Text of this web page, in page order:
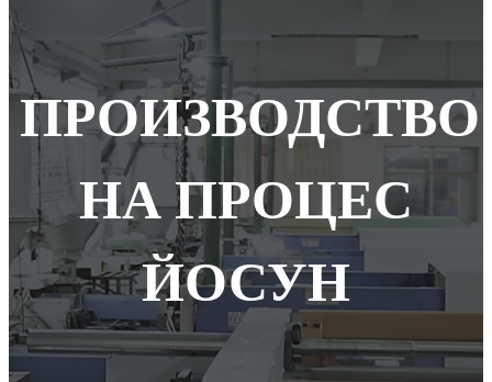
ПРОИЗВОДСТВО
НА ПРОЦЕС
ЙОСУН